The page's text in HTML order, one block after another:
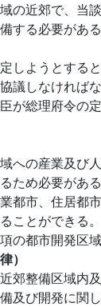
の近郊で、当
する必要があ
しようとする
議しなければな
が総理府令の
への産業及び
ため必要があ
都市、住居都
ことができる。
の都市開発区
）
郊整備区域内
及び開発に関